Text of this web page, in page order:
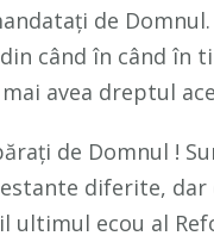
de
când în când în
avea dreptul
de Domnul !
diferite, dar
ultimul ecou al